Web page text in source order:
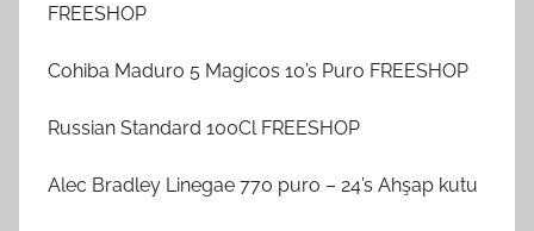
FREESHOP
Cohiba Maduro 5 Magicos 10’s Puro FREESHOP
Russian Standard 100Cl FREESHOP
Alec Bradley Linegae 770 puro – 24’s Ahşap kutu